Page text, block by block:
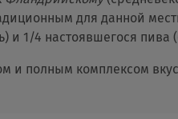
для данной
и 1/4 настоявшегося пива
и полным комплексом